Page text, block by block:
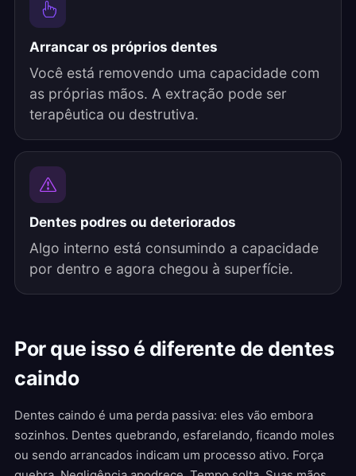
Arrancar os próprios dentes
Você está removendo uma capacidade com
as próprias mãos. A extração pode ser
terapêutica ou destrutiva.
Dentes podres ou deteriorados
Algo interno está consumindo a capacidade
por dentro e agora chegou à superfície.
Por que isso é diferente de dentes
caindo
Dentes caindo é uma perda passiva: eles vão embora
sozinhos. Dentes quebrando, esfarelando, ficando moles
ou sendo arrancados indicam um processo ativo. Força